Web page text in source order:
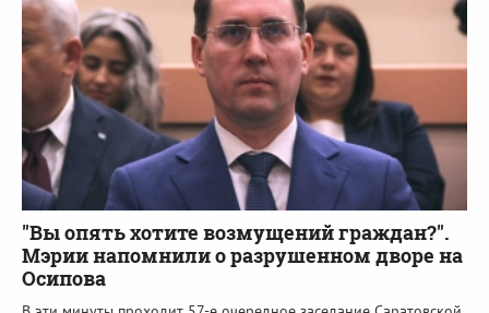
"Вы опять хотите возмущений граждан?".
Мэрии напомнили о разрушенном дворе на
Осипова